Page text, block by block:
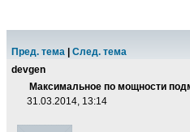
Пред. тема
След. тема
devgen
Максимальное по мощности
31.03.2014, 13:14